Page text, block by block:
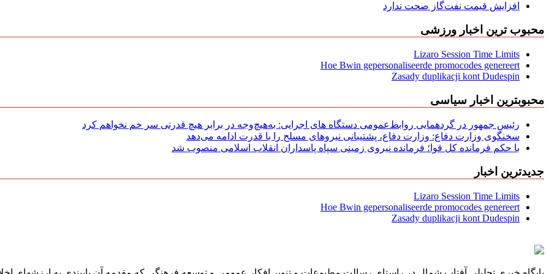
افزایش قیمت نفت‌گاز صحت ندارد
محبوب ترین اخبار ورزشی
Lizaro Session Time Limits
Hoe Bwin gepersonaliseerde promocodes genereert
Zasady duplikacji kont Dudespin
محبوبترین اخبار سیاسی
رئیس جمهور در گردهمایی روابط‌عمومی دستگاه های اجرایی: به‌هیچ‌وجه در برابر هیچ قدرتی سر خم نخواهم کرد
سخنگوی وزارت دفاع: وزارت دفاع، پشتیبانی نیرو‌های مسلح را با قدرت ادامه می‌دهد
با حکم فرمانده کل قوا؛ فرمانده نیروی زمینی سپاه پاسداران انقلاب اسلامی منصوب شد
جدیدترین اخبار
Lizaro Session Time Limits
Hoe Bwin gepersonaliseerde promocodes genereert
Zasady duplikacji kont Dudespin